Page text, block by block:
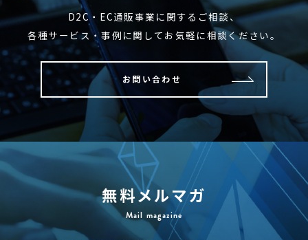
D2C・EC通販事業に関するご相談、
各種サービス・事例に関してお気軽に相談ください。
お問い合わせ
無料メルマガ
Mail magazine